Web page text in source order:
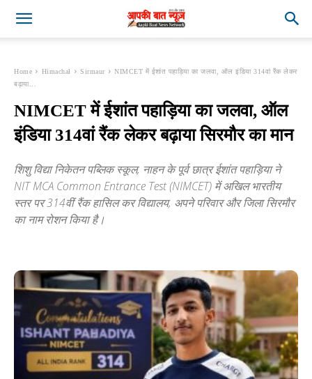
Home Himachal Sirmaur
NIMCET में ईशांत पहाड़िया का जलवा, ऑल इंडिया 314वां रैंक लेकर
बढ़ाया...
NIMCET में ईशांत पहाड़िया का जलवा, ऑल
इंडिया 314वां रैंक लेकर बढ़ाया सिरमौर का मान
शिशु विद्या निकेतन पब्लिक स्कूल, नाहन के पूर्व छात्र ईशांत पहाड़िया ने
NIT MCA Common Entrance Test (NIMCET) में अखिल भारतीय
स्तर पर 314वीं रैंक हासिल कर विद्यालय, अपने परिवार और जिला सिरमौर
का नाम रोशन किया है।